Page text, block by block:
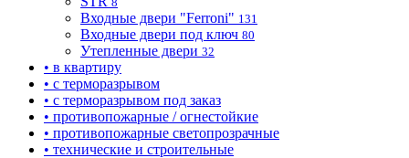
Входные двери "Ferroni" 131
Входные двери под ключ 80
Утепленные двери 32
• в квартиру
• с терморазрывом
• с терморазрывом под заказ
• противопожарные / огнестойкие
• противопожарные светопрозрачные
• технические и строительные